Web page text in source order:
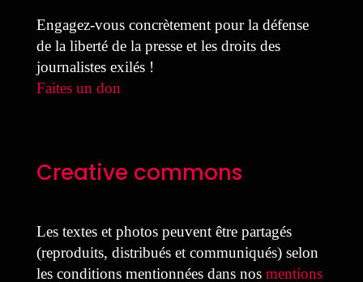
Engagez-vous concrètement pour la défense
de la liberté de la presse et les droits des
journalistes exilés !
Faites un don
Creative commons
Les textes et photos peuvent être partagés
(reproduits, distribués et communiqués) selon
les conditions mentionnées dans nos mentions